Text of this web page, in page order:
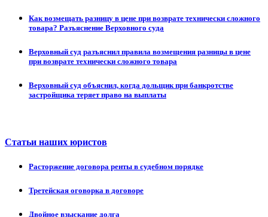
Как возмещать разницу в цене при возврате технически сложного
товара? Разъяснение Верховного суда
Верховный суд разъяснил правила возмещения разницы в цене
при возврате технически сложного товара
Верховный суд объяснил, когда дольщик при банкротстве
застройщика теряет право на выплаты
Статьи наших юристов
Расторжение договора ренты в судебном порядке
Третейская оговорка в договоре
Двойное взыскание долга